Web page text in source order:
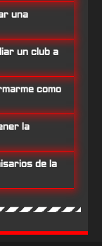
una
un club a
como
la
de la